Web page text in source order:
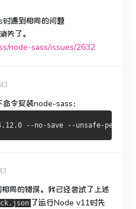
遇到相同的问题
失了。
node-sass/issues/2632
令安装node-sass：
同的错误。 我已经尝试了上述
了运行Node v11时先